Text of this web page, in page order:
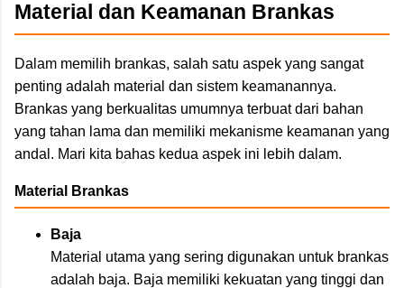
Material dan Keamanan Brankas
Dalam memilih brankas, salah satu aspek yang sangat
penting adalah material dan sistem keamanannya.
Brankas yang berkualitas umumnya terbuat dari bahan
yang tahan lama dan memiliki mekanisme keamanan yang
andal. Mari kita bahas kedua aspek ini lebih dalam.
Material Brankas
Baja
Material utama yang sering digunakan untuk brankas
adalah baja. Baja memiliki kekuatan yang tinggi dan